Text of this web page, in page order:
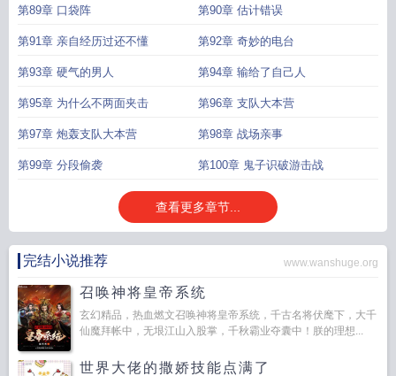
第89章 口袋阵 第90章 估计错误
第91章 亲自经历过还不懂 第92章 奇妙的电台
第93章 硬气的男人 第94章 输给了自己人
第95章 为什么不两面夹击 第96章 支队大本营
第97章 炮轰支队大本营 第98章 战场亲事
第99章 分段偷袭 第100章 鬼子识破游击战
查看更多章节...
完结小说推荐 www.wanshuge.org
召唤神将皇帝系统
玄幻精品，热血燃文召唤神将皇帝系统，千古名将伏麾下，大千
仙魔拜帐中，无垠江山入股掌，千秋霸业夺囊中！朕的理想...
世界大佬的撒娇技能点满了